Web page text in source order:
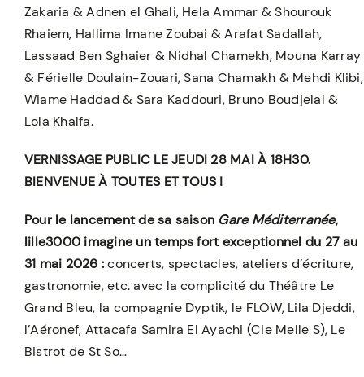
Zakaria & Adnen el Ghali, Hela Ammar & Shourouk
Rhaiem, Hallima Imane Zoubai & Arafat Sadallah,
Lassaad Ben Sghaier & Nidhal Chamekh, Mouna Karray
& Férielle Doulain-Zouari, Sana Chamakh & Mehdi Klibi,
Wiame Haddad & Sara Kaddouri, Bruno Boudjelal &
Lola Khalfa.
VERNISSAGE PUBLIC LE JEUDI 28 MAI À 18H30.
BIENVENUE À TOUTES ET TOUS !
Pour le lancement de sa saison Gare Méditerranée,
lille3000 imagine un temps fort exceptionnel du 27 au
31 mai 2026 :concerts, spectacles, ateliers d’écriture,
gastronomie, etc. avec la complicité du Théâtre Le
Grand Bleu, la compagnie Dyptik, le FLOW, Lila Djeddi,
l’Aéronef, Attacafa Samira El Ayachi (Cie Melle S), Le
Bistrot de St So…